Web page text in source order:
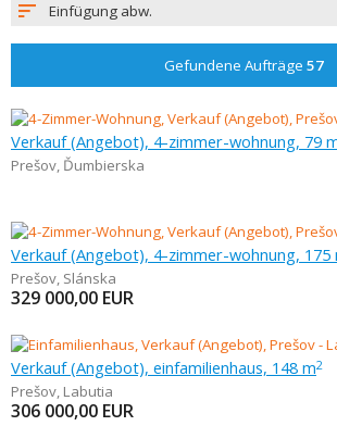
Einfügung abw.
Gefundene Aufträge 57
Verkauf (Angebot), 4-zimmer-wohnung, 79
Prešov, Ďumbierska
Verkauf (Angebot), 4-zimmer-wohnung, 175
Prešov, Slánska
329 000,00 EUR
Verkauf (Angebot), einfamilienhaus, 148 m2
Prešov, Labutia
306 000,00 EUR